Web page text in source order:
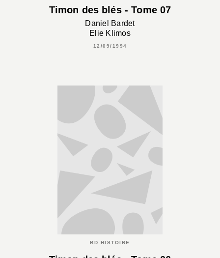
Timon des blés - Tome 07
Daniel Bardet
Elie Klimos
12/09/1994
BD HISTOIRE